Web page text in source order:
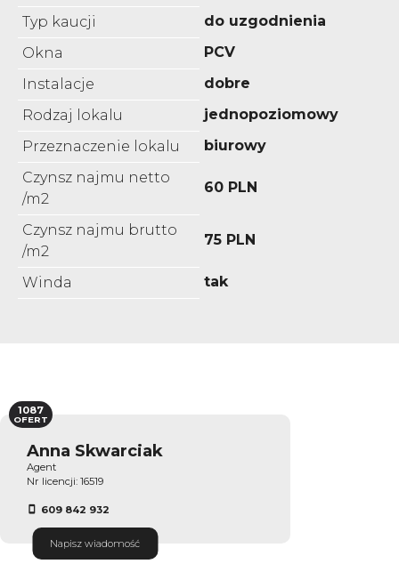
Typ kaucji
do uzgodnienia
Okna
PCV
Instalacje
dobre
Rodzaj lokalu
jednopoziomowy
Przeznaczenie lokalu
biurowy
Czynsz najmu netto
/m2
60 PLN
Czynsz najmu brutto
/m2
75 PLN
Winda tak
Anna Skwarciak
Agent
Nr licencji: 16519
609 842 932
Napisz wiadomość
1087
OFERT